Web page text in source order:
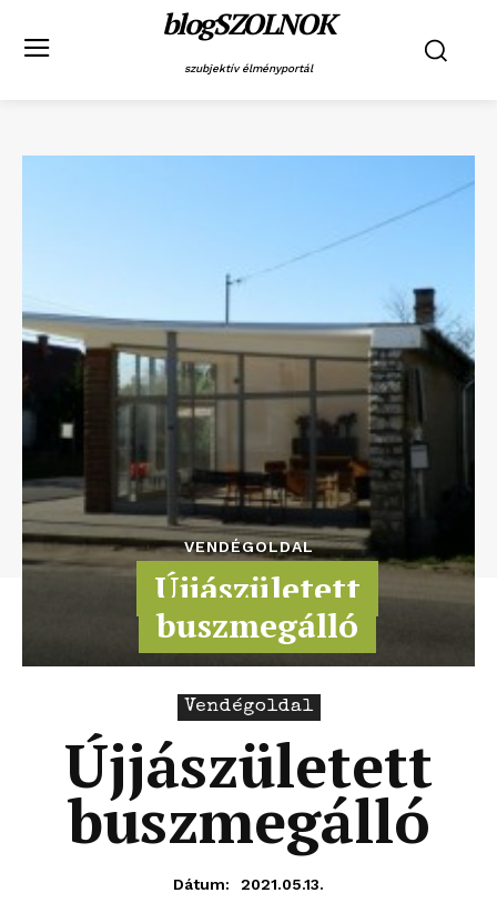
blogSZOLNOK
szubjektív élményportál
VENDÉGOLDAL
Újjászületett
buszmegálló
Vendégoldal
Újjászületett
buszmegálló
Dátum: 2021.05.13.